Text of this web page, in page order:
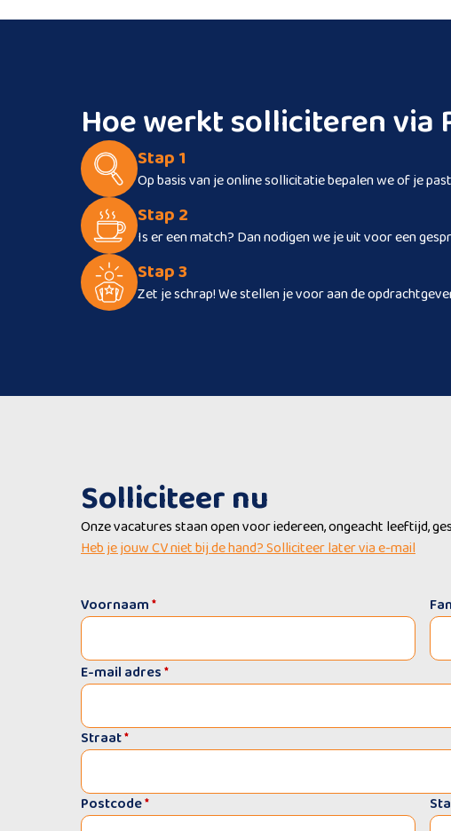
Hoe werkt solliciteren via
Stap 1
Op basis van je online sollicitatie bepalen we of je
Stap 2
Is er een match? Dan nodigen we je uit voor een
Stap 3
Zet je schrap! We stellen je voor aan de
Solliciteer nu
Onze vacatures staan open voor iedereen, ongeacht leeftijd,
Heb je jouw CV niet bij de hand? Solliciteer later via e-mail
Voornaam*
E-mail adres*
Straat*
Postcode*